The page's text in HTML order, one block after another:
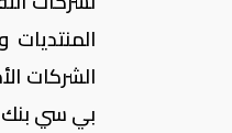
الشركات
بي سي بنك